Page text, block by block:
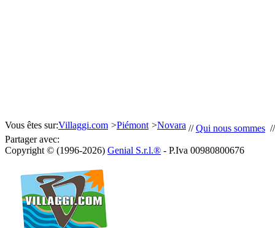
Vous êtes sur:Villaggi.com >Piémont >Novara //Qui nous sommes
Partager avec:
Copyright © (1996-2026) Genial S.r.l.® - P.Iva 00980800676